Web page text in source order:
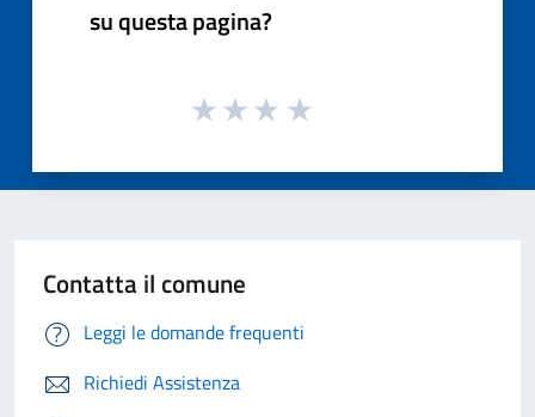
su questa pagina?
Contatta il comune
Leggi le domande frequenti
Richiedi Assistenza